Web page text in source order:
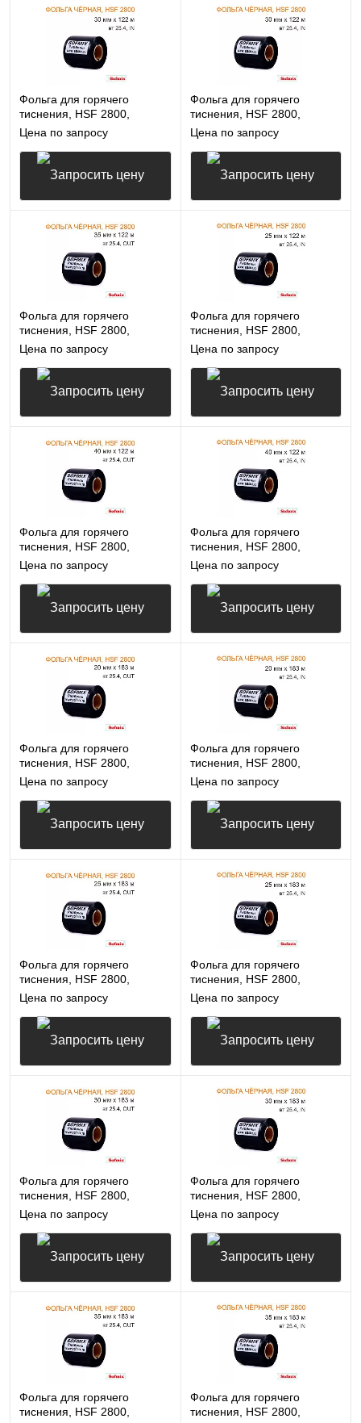
Запросить цену Запросить цену
Фольга для горячего
тиснения, HSF 2800,
30мм*122м, вт25.4, OUT,
чёрная
Цена по запросу
Запросить цену
Фольга для горячего
тиснения, HSF 2800,
30мм*122м, вт25.4, IN,
чёрная
Цена по запросу
Запросить цену
Фольга для горячего
тиснения, HSF 2800,
35мм*122м, вт25.4, OUT,
чёрная
Цена по запросу
Запросить цену
Фольга для горячего
тиснения, HSF 2800,
35мм*122м, вт25.4, IN,
чёрная
Цена по запросу
Запросить цену
Фольга для горячего
тиснения, HSF 2800,
40мм*122м, вт25.4, OUT,
чёрная
Цена по запросу
Запросить цену
Фольга для горячего
тиснения, HSF 2800,
40мм*122м, вт25.4, IN,
чёрная
Цена по запросу
Запросить цену
Фольга для горячего
тиснения, HSF 2800,
20мм*183м, вт25.4, OUT,
чёрная
Цена по запросу
Запросить цену
Фольга для горячего
тиснения, HSF 2800,
20мм*183м, вт25.4, IN,
чёрная
Цена по запросу
Запросить цену
Фольга для горячего
тиснения, HSF 2800,
25мм*183м, вт25.4, OUT,
чёрная
Цена по запросу
Запросить цену
Фольга для горячего
тиснения, HSF 2800,
25мм*183м, вт25.4, IN,
чёрная
Цена по запросу
Запросить цену
Фольга для горячего
тиснения, HSF 2800,
30мм*183м, вт25.4, OUT,
чёрная
Цена по запросу
Запросить цену
Фольга для горячего
тиснения, HSF 2800,
30мм*183м, вт25.4, IN,
чёрная
Цена по запросу
Запросить цену
Фольга для горячего
тиснения, HSF 2800,
Фольга для горячего
тиснения, HSF 2800,